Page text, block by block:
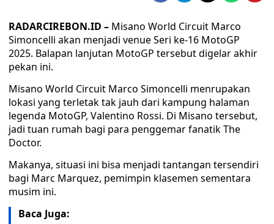
RADARCIREBON.ID – Misano World Circuit Marco
Simoncelli akan menjadi venue Seri ke-16 MotoGP
2025. Balapan lanjutan MotoGP tersebut digelar akhir
pekan ini.
Misano World Circuit Marco Simoncelli menrupakan
lokasi yang terletak tak jauh dari kampung halaman
legenda MotoGP, Valentino Rossi. Di Misano tersebut,
jadi tuan rumah bagi para penggemar fanatik The
Doctor.
Makanya, situasi ini bisa menjadi tantangan tersendiri
bagi Marc Marquez, pemimpin klasemen sementara
musim ini.
Baca Juga: